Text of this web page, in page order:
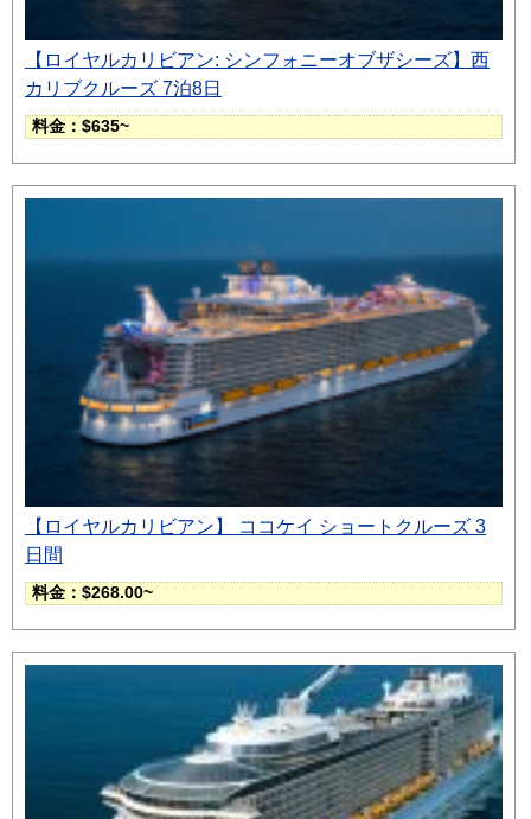
【ロイヤルカリビアン: シンフォニーオブザシーズ】西
カリブクルーズ 7泊8日
料金：$635~
【ロイヤルカリビアン】 ココケイ ショートクルーズ 3
日間
料金：$268.00~